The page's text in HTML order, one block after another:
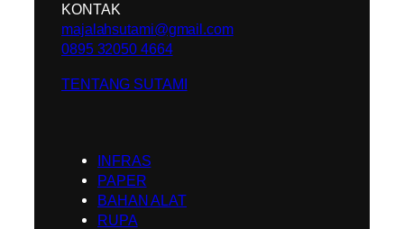
KONTAK
majalahsutami@gmail.com
0895 32050 4664
TENTANG SUTAMI
INFRAS
PAPER
BAHAN ALAT
RUPA